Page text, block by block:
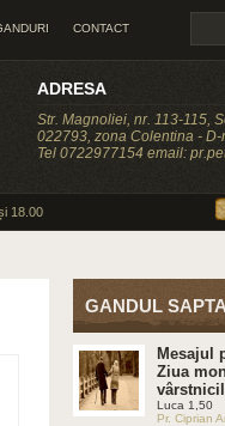
CONTACT
ADRESA
Str. Magnoliei, nr. 113-115,
022793, zona Colentina - D-
Tel 0722977154 email:
18.00
GANDUL
Mesajul
Ziua
Luca 1,50
Pr. Ciprian